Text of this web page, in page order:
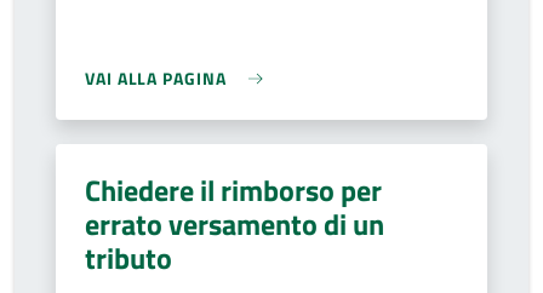
VAI ALLA PAGINA
Chiedere il rimborso per
errato versamento di un
tributo